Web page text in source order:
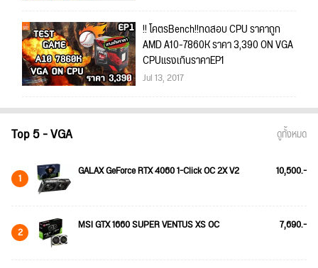
!! โคตรBench!!ทดสอบ CPU ราคาถูก
AMD A10-7860K ราคา 3,390 ON VGA
CPUแรงเกินราคาEP1
Jul 13, 2017
Top 5 - VGA ดูทั้งหมด
1 GALAX GeForce RTX 4060 1-Click OC 2X V2 10,500.-
2 MSI GTX 1660 SUPER VENTUS XS OC 7,690.-